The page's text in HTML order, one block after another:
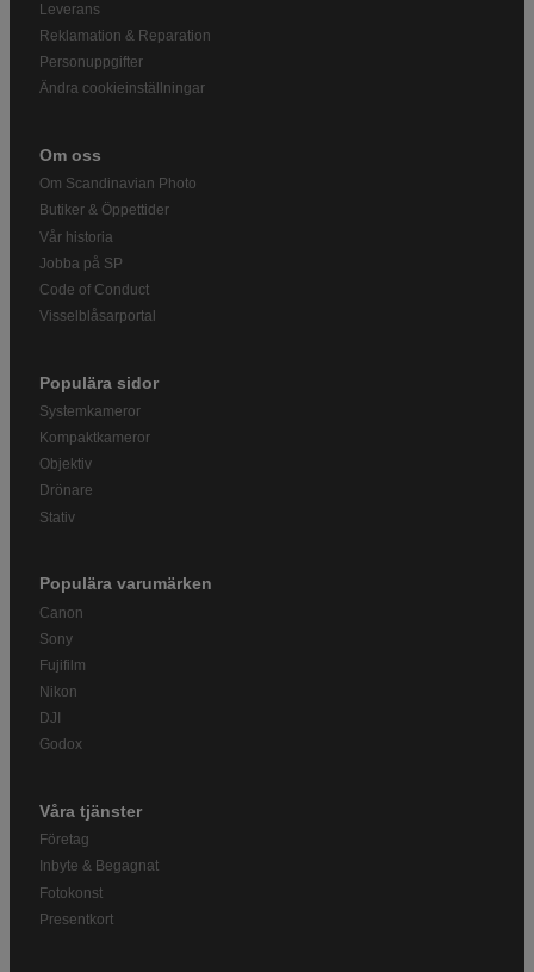
Leverans
Reklamation & Reparation
Personuppgifter
Ändra cookieinställningar
Om oss
Om Scandinavian Photo
Butiker & Öppettider
Vår historia
Jobba på SP
Code of Conduct
Visselblåsarportal
Populära sidor
Systemkameror
Kompaktkameror
Objektiv
Drönare
Stativ
Populära varumärken
Canon
Sony
Fujifilm
Nikon
DJI
Godox
Våra tjänster
Företag
Inbyte & Begagnat
Fotokonst
Presentkort